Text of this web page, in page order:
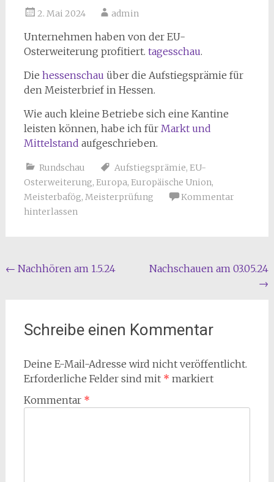
2. Mai 2024 admin
Unternehmen haben von der EU-
Osterweiterung profitiert. tagesschau.
Die hessenschau über die Aufstiegsprämie für
den Meisterbrief in Hessen.
Wie auch kleine Betriebe sich eine Kantine
leisten können, habe ich für Markt und
Mittelstand aufgeschrieben.
Rundschau Aufstiegsprämie, EU-
Osterweiterung, Europa, Europäische Union,
Meisterbafög, Meisterprüfung
Kommentar
hinterlassen
Beitragsnavigation
← Nachhören am 1.5.24
Nachschauen am 03.05.24
→
Schreibe einen Kommentar
Deine E-Mail-Adresse wird nicht veröffentlicht.
Erforderliche Felder sind mit * markiert
Kommentar *